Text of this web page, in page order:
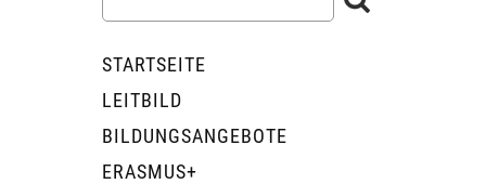
STARTSEITE
LEITBILD
BILDUNGSANGEBOTE
ERASMUS+